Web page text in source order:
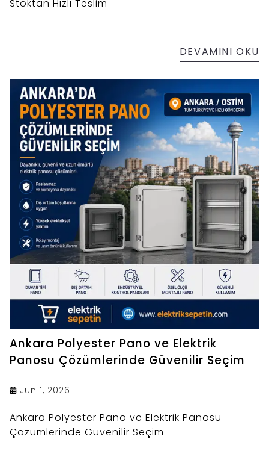
Stoktan Hızlı Teslim
DEVAMINI OKU
Ankara Polyester Pano ve Elektrik
Panosu Çözümlerinde Güvenilir Seçim
Jun 1, 2026
Ankara Polyester Pano ve Elektrik Panosu
Çözümlerinde Güvenilir Seçim